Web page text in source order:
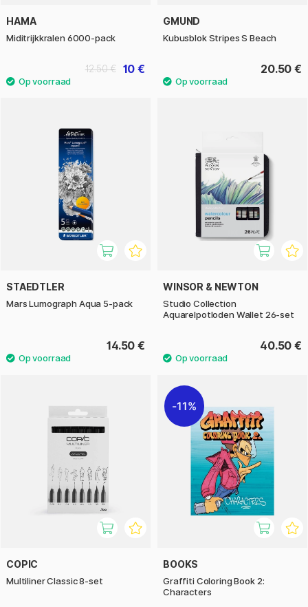
HAMA
Miditrijkkralen 6000-pack
10 €
12.50 €
GMUND
Kubusblok Stripes S Beach
20.50 €
STAEDTLER
Mars Lumograph Aqua 5-pack
14.50 €
WINSOR & NEWTON
Studio Collection
Aquarelpotloden Wallet 26-set
40.50 €
COPIC
Multiliner Classic 8-set
11%
BOOKS
Graffiti Coloring Book 2:
Characters